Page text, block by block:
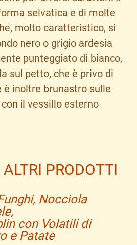
selvatica e di molte
molto caratteristico, si
nero o grigio ardesia
punteggiato di bianco,
sul petto, che è privo di
è inoltre brunastro sulle
il vessillo esterno
ALTRI PRODOTTI
Nocciola
con Volatili di
e Patate